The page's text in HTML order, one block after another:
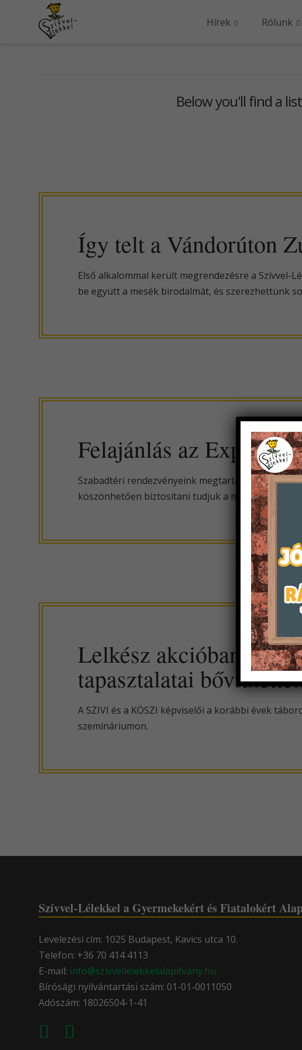
Hírek Rólunk
Below you'll find a
Így telt a Vándorúton
Első alkalommal került megrendezésre a Szívvel-
be együtt a mesék birodalmát, és szerezhettünk
Felajánlás az
Szabadtéri rendezvényeink megtartásához
köszönhetően biztosítani tudjuk a megfelelő
Lelkész akcióban – A
tapasztalatai
A SZIVI és a KÖSZI képviselői a korábbi évek
szemináriumon.
Szívvel-Lélekkel a Gyermekekért és Fiatalokért
Levelezési cím: 1025 Budapest, Kavics utca 10.
Telefon: +36 70 414 4113
E-mail: info@szivvellelekkelalapitvany.hu
Bírósági nyilvántartási szám: 01-01-0011050
Adószám: 18026504-1-41